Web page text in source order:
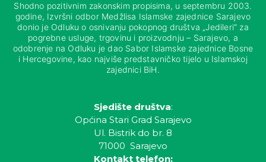
Shodno pozitivnim zakonskim propisima, u septembru 2003.
godine, Izvršni odbor Medžlisa Islamske zajednice Sarajevo
donio je Odluku o osnivanju pokopnog društva „Jedileri“ za
pogrebne usluge, trgovinu i proizvodnju – Sarajevo, a
odobrenje na Odluku je dao Sabor Islamske zajednice Bosne
i Hercegovine, kao najviše predstavničko tijelo u Islamskoj
zajednici BiH.
Sjedište društva:
Općina Stari Grad Sarajevo
Ul. Bistrik do br. 8
71000 Sarajevo
Kontakt telefon: